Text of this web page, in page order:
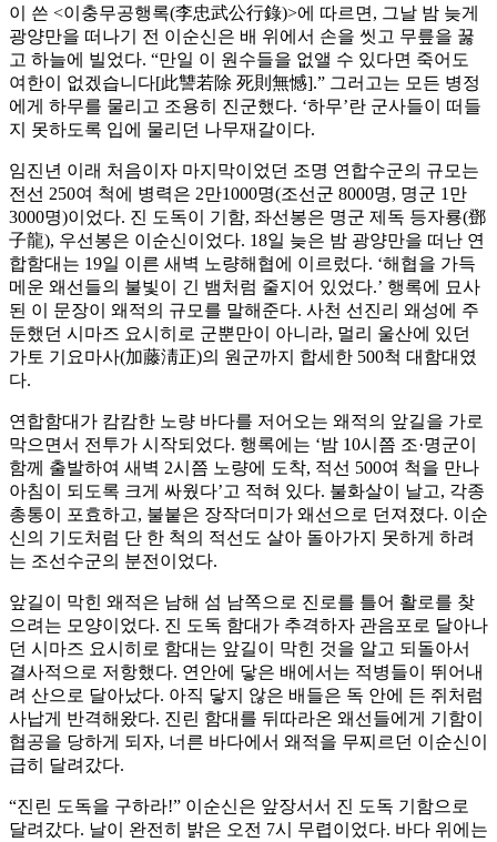
이 쓴 <이충무공행록(李忠武公行錄)>에 따르면, 그날 밤 늦게
광양만을 떠나기 전 이순신은 배 위에서 손을 씻고 무릎을 꿇
고 하늘에 빌었다. “만일 이 원수들을 없앨 수 있다면 죽어도
여한이 없겠습니다[此讐若除 死則無憾].” 그러고는 모든 병정
에게 하무를 물리고 조용히 진군했다. ‘하무’란 군사들이 떠들
지 못하도록 입에 물리던 나무재갈이다.
임진년 이래 처음이자 마지막이었던 조명 연합수군의 규모는
전선 250여 척에 병력은 2만1000명(조선군 8000명, 명군 1만
3000명)이었다. 진 도독이 기함, 좌선봉은 명군 제독 등자룡(鄧
子龍), 우선봉은 이순신이었다. 18일 늦은 밤 광양만을 떠난 연
합함대는 19일 이른 새벽 노량해협에 이르렀다. ‘해협을 가득
메운 왜선들의 불빛이 긴 뱀처럼 줄지어 있었다.’ 행록에 묘사
된 이 문장이 왜적의 규모를 말해준다. 사천 선진리 왜성에 주
둔했던 시마즈 요시히로 군뿐만이 아니라, 멀리 울산에 있던
가토 기요마사(加藤淸正)의 원군까지 합세한 500척 대함대였
다.
연합함대가 캄캄한 노량 바다를 저어오는 왜적의 앞길을 가로
막으면서 전투가 시작되었다. 행록에는 ‘밤 10시쯤 조·명군이
함께 출발하여 새벽 2시쯤 노량에 도착, 적선 500여 척을 만나
아침이 되도록 크게 싸웠다’고 적혀 있다. 불화살이 날고, 각종
총통이 포효하고, 불붙은 장작더미가 왜선으로 던져졌다. 이순
신의 기도처럼 단 한 척의 적선도 살아 돌아가지 못하게 하려
는 조선수군의 분전이었다.
앞길이 막힌 왜적은 남해 섬 남쪽으로 진로를 틀어 활로를 찾
으려는 모양이었다. 진 도독 함대가 추격하자 관음포로 달아나
던 시마즈 요시히로 함대는 앞길이 막힌 것을 알고 되돌아서
결사적으로 저항했다. 연안에 닿은 배에서는 적병들이 뛰어내
려 산으로 달아났다. 아직 닿지 않은 배들은 독 안에 든 쥐처럼
사납게 반격해왔다. 진린 함대를 뒤따라온 왜선들에게 기함이
협공을 당하게 되자, 너른 바다에서 왜적을 무찌르던 이순신이
급히 달려갔다.
“진린 도독을 구하라!” 이순신은 앞장서서 진 도독 기함으로
달려갔다. 날이 완전히 밝은 오전 7시 무렵이었다. 바다 위에는